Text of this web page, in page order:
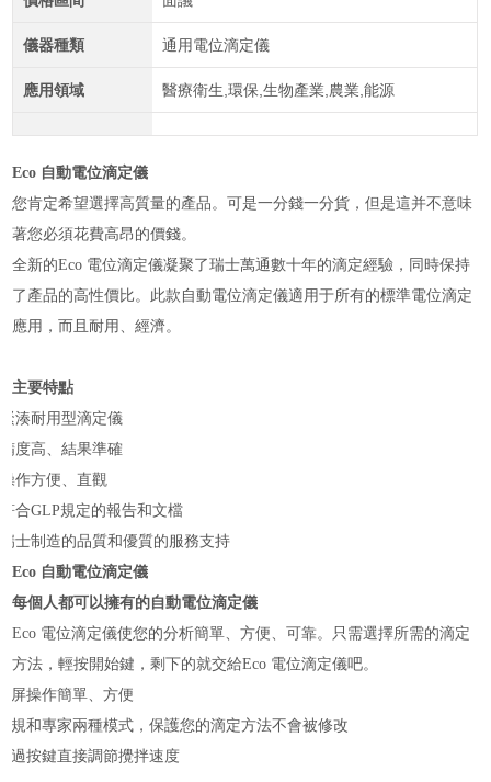
儀器種類 通用電位滴定儀
應用領域 醫療衛生,環保,生物產業,農業,能源
Eco 自動電位滴定儀
您肯定希望選擇高質量的產品。可是一分錢一分貨，但是這并不意味
著您必須花費高昂的價錢。
全新的Eco 電位滴定儀凝聚了瑞士萬通數十年的滴定經驗，同時保持
了產品的高性價比。此款自動電位滴定儀適用于所有的標準電位滴定
應用，而且耐用、經濟。
主要特點
湊耐用型滴定儀
度高、結果準確
作方便、直觀
合GLP規定的報告和文檔
士制造的品質和優質的服務支持
Eco 自動電位滴定儀
每個人都可以擁有的自動電位滴定儀
Eco 電位滴定儀使您的分析簡單、方便、可靠。只需選擇所需的滴定
方法，輕按開始鍵，剩下的就交給Eco 電位滴定儀吧。
屏操作簡單、方便
規和專家兩種模式，保護您的滴定方法不會被修改
過按鍵直接調節攪拌速度